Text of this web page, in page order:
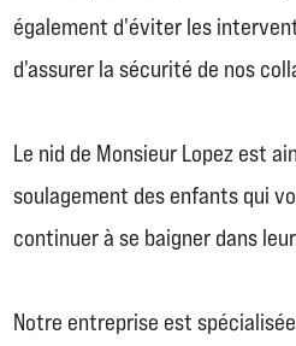
également d'éviter les
d'assurer la sécurité de nos
Le nid de Monsieur Lopez est
soulagement des enfants qui
continuer à se baigner dans
Notre entreprise est